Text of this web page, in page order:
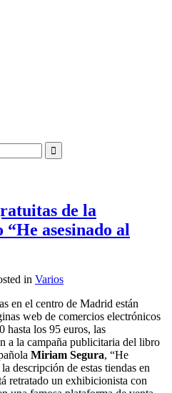
de la
asesinado al
in Varios
en el centro de Madrid están
web de comercios electrónicos
hasta los 95 euros, las
a la campaña publicitaria del libro
Miriam Segura, “He
descripción de estas tiendas en
retratado un exhibicionista con